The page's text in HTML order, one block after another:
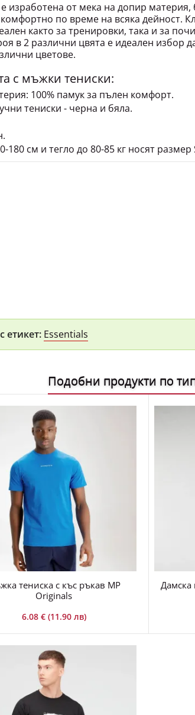
изработена от мека на допир материя,
комфортно по време на всяка дейност.
както за тренировки, така и за
в 2 различни цвята е идеален избор
цветове.
с мъжки тениски:
100% памук за пълен комфорт.
тениски - черна и бяла.
см и тегло до 80-85 кг носят размер
етикет: Essentials
Подобни продукти по
тениска с къс ръкав MP
Originals
6.08 € (11.90 лв)
Дамска